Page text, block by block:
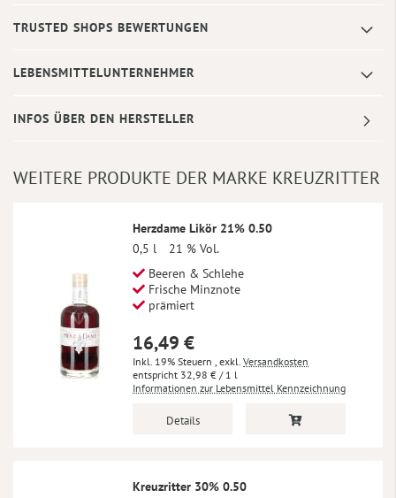
TRUSTED SHOPS BEWERTUNGEN
LEBENSMITTELUNTERNEHMER
INFOS ÜBER DEN HERSTELLER
WEITERE PRODUKTE DER MARKE KREUZRITTER
Herzdame Likör 21% 0.50
0,5 l
21 % Vol.
Beeren & Schlehe
Frische Minznote
prämiert
16,49 €
Inkl. 19% Steuern , exkl. Versandkosten
32,98 € / 1 l
Informationen zur Lebensmittel Kennzeichnung
Details
Kreuzritter 30% 0.50